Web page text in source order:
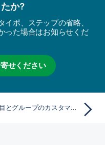
か?
ポ、ステップの省略、
った場合はお知らせくだ
せください
項目とグループのカスタマイズ